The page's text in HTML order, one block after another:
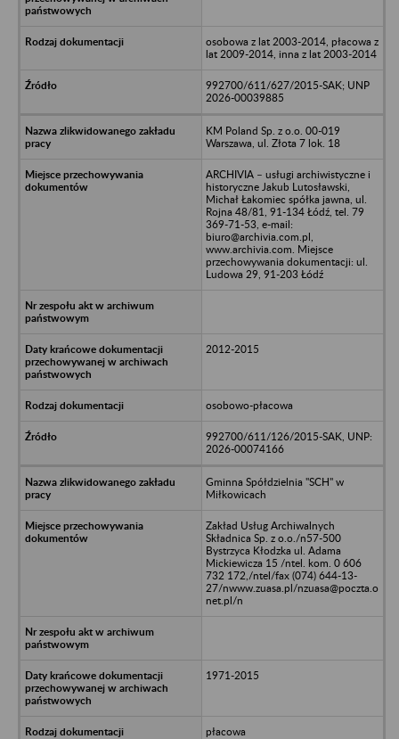
osobowa z lat 2003-2014, płacowa z
lat 2009-2014, inna z lat 2003-2014
992700/611/627/2015-SAK; UNP
2026-00039885
KM Poland Sp. z o.o. 00-019
Warszawa, ul. Złota 7 lok. 18
ARCHIVIA – usługi archiwistyczne i
historyczne Jakub Lutosławski,
Michał Łakomiec spółka jawna, ul.
Rojna 48/81, 91-134 Łódź, tel. 79
369-71-53, e-mail:
biuro@archivia.com.pl,
www.archivia.com. Miejsce
przechowywania dokumentacji: ul.
Ludowa 29, 91-203 Łódź
2012-2015
osobowo-płacowa
992700/611/126/2015-SAK, UNP:
2026-00074166
Gminna Spółdzielnia "SCH" w
Miłkowicach
Zakład Usług Archiwalnych
Składnica Sp. z o.o./n57-500
Bystrzyca Kłodzka ul. Adama
Mickiewicza 15 /ntel. kom. 0 606
732 172,/ntel/fax (074) 644-13-
27/nwww.zuasa.pl/nzuasa@poczta.o
net.pl/n
1971-2015
płacowa